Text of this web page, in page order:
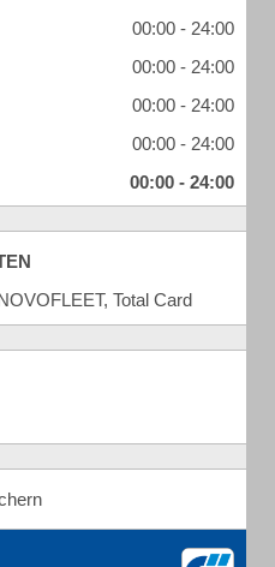
00:00 - 24:00
00:00 - 24:00
00:00 - 24:00
00:00 - 24:00
00:00 - 24:00
Total Card